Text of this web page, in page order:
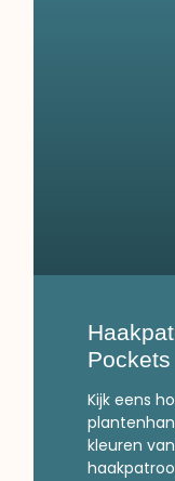
Pockets
Kijk eens
kleuren